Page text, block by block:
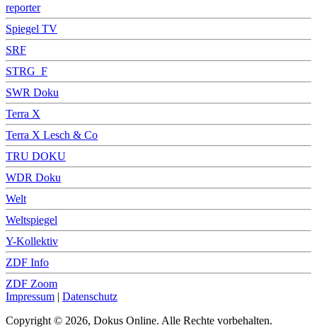
reporter
Spiegel TV
SRF
STRG_F
SWR Doku
Terra X
Terra X Lesch & Co
TRU DOKU
WDR Doku
Welt
Weltspiegel
Y-Kollektiv
ZDF Info
ZDF Zoom
Impressum | Datenschutz
Copyright © 2026, Dokus Online. Alle Rechte vorbehalten.